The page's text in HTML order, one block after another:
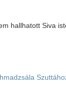
hallhatott Siva